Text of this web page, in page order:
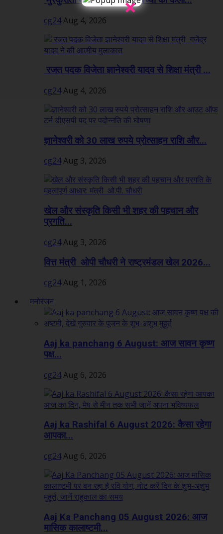
cg24Aug 4, 2026
रजत पदक विजेता ज्ञानेश्वरी यादव से शिक्षा मंत्री ...
cg24Aug 4, 2026
ज्ञानेश्वरी को 30 लाख रुपये प्रोत्साहन राशि और...
cg24Aug 3, 2026
खेल और संस्कृति किसी भी शहर की पहचान और
प्रगति...
cg24Aug 3, 2026
वित्त मंत्री ओपी चौधरी ने राष्ट्रमंडल खेल 2026...
cg24Aug 1, 2026
मनोरंजन
Aaj ka panchang 6 August: आज सावन कृष्ण
पक्ष...
cg24Aug 6, 2026
Aaj ka Rashifal 6 August 2026: कैसा रहेगा
आपका...
cg24Aug 6, 2026
Aaj Ka Panchang 05 August 2026: आज
मासिक कालाष्टमी...
×